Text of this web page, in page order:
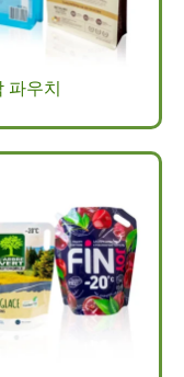
파우치